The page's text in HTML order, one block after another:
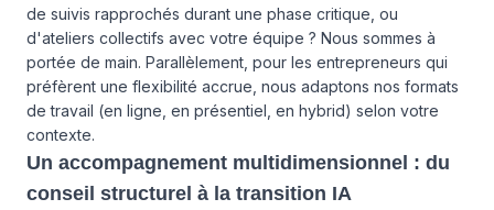
de suivis rapprochés durant une phase critique, ou
d'ateliers collectifs avec votre équipe ? Nous sommes à
portée de main. Parallèlement, pour les entrepreneurs qui
préfèrent une flexibilité accrue, nous adaptons nos formats
de travail (en ligne, en présentiel, en hybrid) selon votre
contexte.
Un accompagnement multidimensionnel : du
conseil structurel à la transition IA